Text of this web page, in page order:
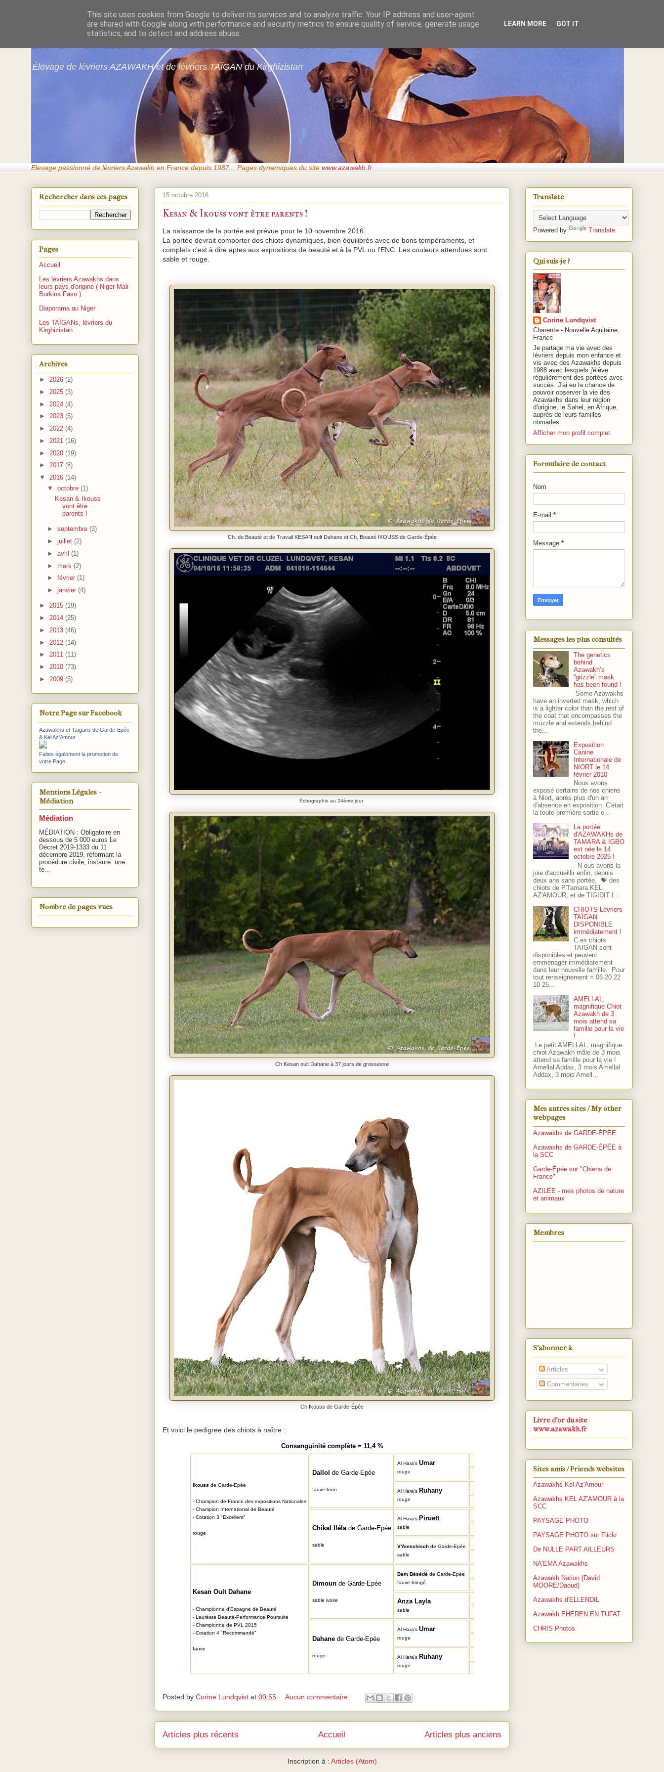
Azawakhs & Taïgans de GARDE-ÉPÉE
Élevage de lévriers AZAWAKH et de lévriers TAÏGAN du Kirghizistan
Elevage passionné de lévriers Azawakh en France depuis 1987.. . Pages dynamiques du site www.azawakh.fr
15 octobre 2016
Kesan & Ikouss vont être parents !
La naissance de la portée est prévue pour le 10 novembre 2016.
La portée devrait comporter des chiots dynamiques, bien équilibrés avec de bons tempéraments, et
complets c'est à dire aptes aux expositions de beauté et à la PVL ou l'ENC. Les couleurs attendues sont
sable et rouge.
Ch. de Beauté et de Travail KESAN oult Dahane et Ch. Beauté IKOUSS de Garde-Épée
Échographie au 24ème jour
Ch Kesan oult Dahane à 37 jours de grossesse
Ch Ikouss de Garde-Épée
Et voici le pedigree des chiots à naître :
Consanguinité complète = 11,4 %
Ikouss de Garde-Epée
- Champion de France des expositions Nationales
- Champion International de Beauté
- Cotation 3 "Excellent"
rouge
Dallol de Garde-Epée
fauve brun
Al Hara's Umar
rouge
Al Hara's Ruhany
rouge
Chikal Iléla de Garde-Epée
sable
Al Hara's Piruett
sable
V'Amschisch de Garde-Epée
sable
Kesan Oult Dahane
- Championne d'Espagne de Beauté
- Lauréate Beauté-Performance Poursuite
- Championne de PVL 2015
- Cotation 4"Recommandé"
fauve
Dimoun de Garde-Epée
sable ivoire
Bem Bésédé de Garde-Epée
fauve bringé
Anza Layla
sable
Dahane de Garde-Epée
rouge
Al Hara's Umar
rouge
Al Hara's Ruhany
rouge
Posted by Corine Lundqvist at 00:55 Aucun commentaire:
Articles plus récents Articles plus anciens
Accueil
Inscription à : Articles (Atom)
Rechercher dans ces pages
Pages
Accueil
Les lévriers Azawakhs dans
leurs pays d'origine ( Niger-Mali-
Burkina Faso )
Diaporama au Niger
Les TAÏGANs, lévriers du
Kirghizistan
Archives
► 2026 (2)
► 2025 (3)
► 2024 (4)
► 2023 (5)
► 2022 (4)
► 2021 (16)
► 2020 (19)
► 2017 (8)
▼ 2016 (14)
▼ octobre (1)
Kesan & Ikouss
vont être
parents !
► septembre (3)
► juillet (2)
► avril (1)
► mars (2)
► février (1)
► janvier (4)
► 2015 (19)
► 2014 (25)
► 2013 (46)
► 2012 (14)
► 2011 (11)
► 2010 (73)
► 2009 (5)
Notre Page sur Facebook
Azawakhs et Taïgans de Garde-Epée
& Kel Az'Amour
Faites également la promotion de
votre Page
Mentions Légales -
Médiation
Médiation
MÉDIATION : Obligatoire en
dessous de 5 000 euros Le
Décret 2019-1333 du 11
décembre 2019, réformant la
procédure civile, instaure une
te...
Nombre de pages vues
Translate
Powered by Translate
Qui suis-je ?
Corine Lundqvist
Charente - Nouvelle Aquitaine,
France
Je partage ma vie avec des
lévriers depuis mon enfance et
vis avec des Azawakhs depuis
1988 avec lesquels j'élève
régulièrement des portées avec
succès. J'ai eu la chance de
pouvoir observer la vie des
Azawakhs dans leur région
d'origine, le Sahel, en Afrique,
auprès de leurs familles
nomades.
Afficher mon profil complet
Formulaire de contact
Nom
E-mail *
Message *
Messages les plus consultés
The genetics
behind
Azawakh’s
“grizzle” mask
has been found !
Some Azawakhs
have an inverted mask, which
is a lighter color than the rest of
the coat that encompasses the
muzzle and extends behind
the...
Exposition
Canine
Internationale de
NIORT le 14
février 2010
Nous avons
exposé certains de nos chiens
à Niort, après plus d'un an
d'absence en exposition. C'était
la toute première sortie e...
La portée
d'AZAWAKHs de
TAMARA & IGBO
est née le 14
octobre 2025 !
N ous avons la
joie d'accueillir enfin, depuis
deux ans sans portée, 💝 des
chiots de P'Tamara KEL
AZ'AMOUR, et de TIGIDIT I...
CHIOTS Lévriers
TAÏGAN
DISPONIBLE
immédiatement !
C es chiots
TAIGAN sont
disponibles et peuvent
emménager immédiatement
dans leur nouvelle famille. Pour
tout renseignement = 06 20 22
10 25...
AMELLAL,
magnifique Chiot
Azawakh de 3
mois attend sa
famille pour la vie
!
Le petit AMELLAL, magnifique
chiot Azawakh mâle de 3 mois
attend sa famille pour la vie !
Amellal Addax, 3 mois Amellal
Addax, 3 mois Amell...
Mes autres sites / My other
webpages
Azawakhs de GARDE-ÉPÉE
Azawakhs de GARDE-ÉPÉE à
la SCC
Garde-Épée sur "Chiens de
France"
AZILÉE - mes photos de nature
et animaux
Membres
S’abonner à
Articles
Commentaires
Livre d'or du site
www.azawakh.fr
Sites amis / Friends websites
Azawakhs Kel Az'Amour
Azawakhs KEL AZ'AMOUR à la
SCC
PAYSAGE PHOTO
PAYSAGE PHOTO sur Flickr
De NULLE PART AILLEURS
NA'EMA Azawakhs
Azawakh Nation (David
MOORE/Daoud)
Azawakhs d'ELLENDIL
Azawakh EHEREN EN TUFAT
CHRIS Photos
This site uses cookies from Google to deliver its services and to analyze traffic. Your IP address and user-agent
are shared with Google along with performance and security metrics to ensure quality of service, generate usage
statistics, and to detect and address abuse.
LEARN MORE GOT IT